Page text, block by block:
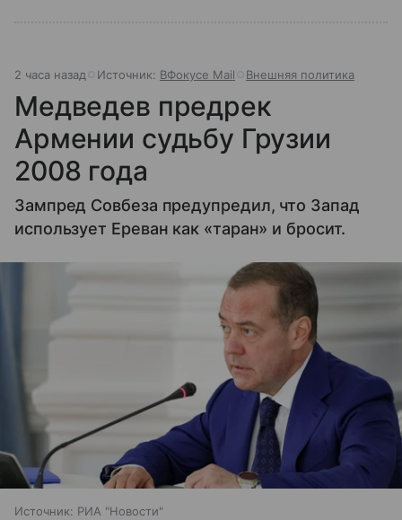
2 часа назад Источник: ВФокусе Mail Внешняя политика
Медведев предрек
Армении судьбу Грузии
2008 года
Зампред Совбеза предупредил, что Запад
использует Ереван как «таран» и бросит.
Источник: РИА "Новости"